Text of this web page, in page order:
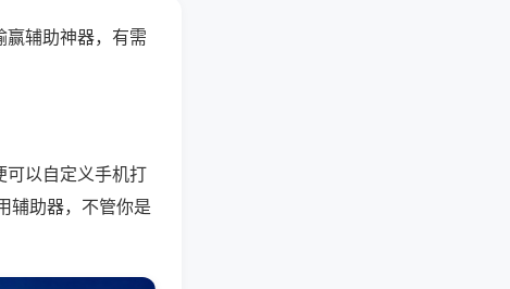
赢辅助神器，有需
可以自定义手机打
辅助器，不管你是